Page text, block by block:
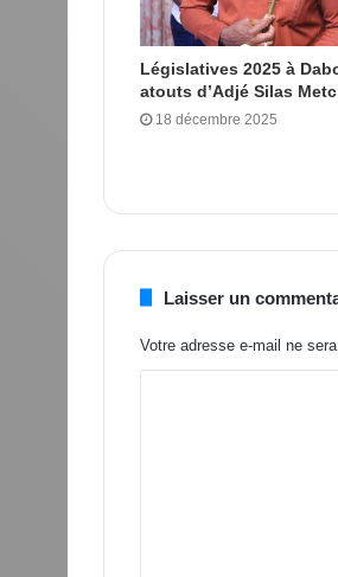
Législatives 2025 à
atouts d’Adjé Silas
18 décembre 2025
Laisser un
Votre adresse e-mail ne